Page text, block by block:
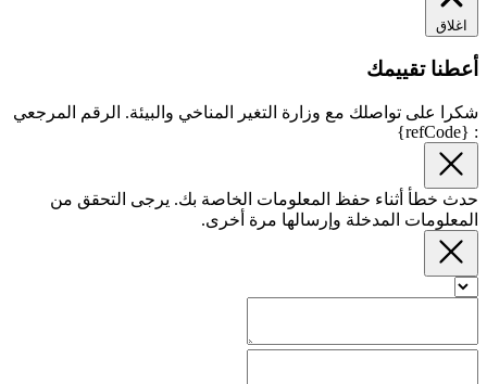
اغلاق
أعطنا تقييمك
شكرا على تواصلك مع وزارة التغير المناخي والبيئة. الرقم المرجعي
: {refCode}
حدث خطأ أثناء حفظ المعلومات الخاصة بك. يرجى التحقق من
المعلومات المدخلة وإرسالها مرة أخرى.